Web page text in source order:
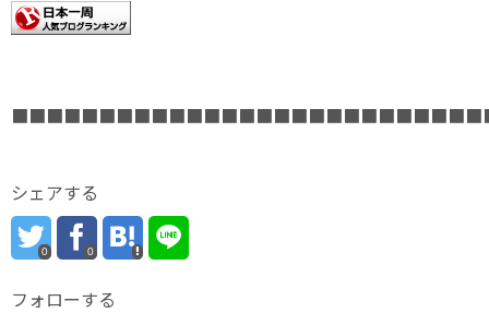
シェアする
0 0
フォローする